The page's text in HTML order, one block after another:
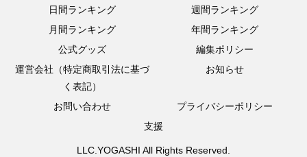
日間ランキング
週間ランキング
月間ランキング
年間ランキング
公式グッズ
編集ポリシー
運営会社（特定商取引法に基づ
く表記）
お知らせ
お問い合わせ
プライバシーポリシー
支援
LLC.YOGASHI All Rights Reserved.